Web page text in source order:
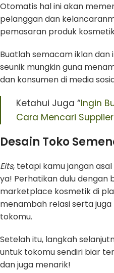
Otomatis hal ini akan
pelanggan dan
pemasaran produk
Buatlah semacam iklan
seunik mungkin guna
dan konsumen di media
Ketahui Juga “Ingin
Cara Mencari
Desain Toko
Eits, tetapi kamu jangan
ya! Perhatikan dulu dengan
marketplace kosmetik di
menambah relasi serta
tokomu.
Setelah itu, langkah
untuk tokomu sendiri biar
dan juga menarik!